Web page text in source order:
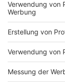
Anzeige
Instagram|
Anzeige